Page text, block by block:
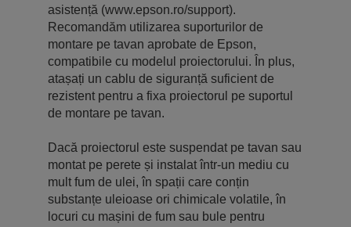
asistență (www.epson.ro/support).
Recomandăm utilizarea suporturilor de
montare pe tavan aprobate de Epson,
compatibile cu modelul proiectorului. În plus,
atașați un cablu de siguranță suficient de
rezistent pentru a fixa proiectorul pe suportul
de montare pe tavan.
Dacă proiectorul este suspendat pe tavan sau
montat pe perete și instalat într-un mediu cu
mult fum de ulei, în spații care conțin
substanțe uleioase ori chimicale volatile, în
locuri cu mașini de fum sau bule pentru